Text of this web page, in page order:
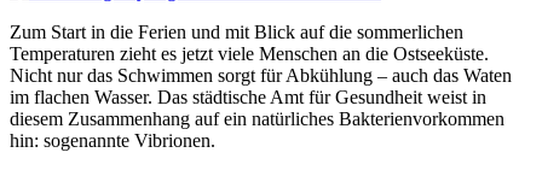
Zum Start in die Ferien und mit Blick auf die sommerlichen
Temperaturen zieht es jetzt viele Menschen an die Ostseeküste.
Nicht nur das Schwimmen sorgt für Abkühlung – auch das Waten
im flachen Wasser. Das städtische Amt für Gesundheit weist in
diesem Zusammenhang auf ein natürliches Bakterienvorkommen
hin: sogenannte Vibrionen.